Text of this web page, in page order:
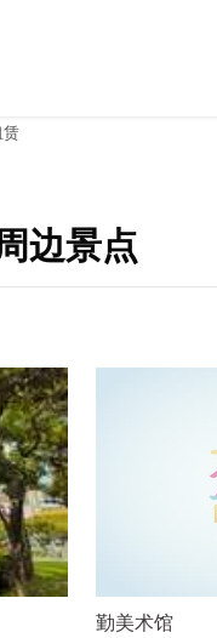
边景点
勤美术馆